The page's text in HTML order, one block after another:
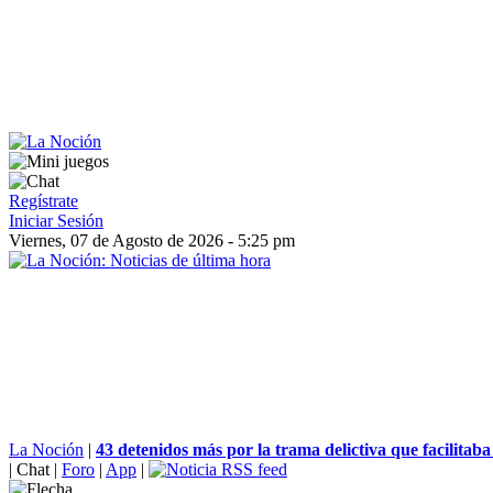
Regístrate
Iniciar Sesión
Viernes, 07 de Agosto de 2026 - 5:25 pm
La Noción | 43 detenidos más por la trama delictiva que
| Chat | Foro | App |